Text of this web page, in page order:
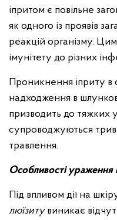
іпритом є повільне
як одного із проявів
реакцій організму.
імунітету до різних
Проникнення іприту в
надходження в
призводить до тяжких
супроводжуються
травлення.
Особливості ураження
Під впливом дії на
люїзитувиникає